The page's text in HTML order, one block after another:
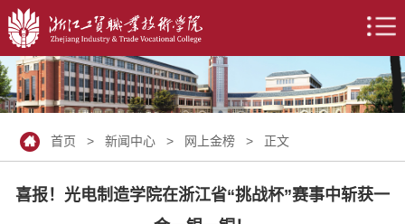
首页 >新闻中心 > 网上金榜 > 正文
喜报！光电制造学院在浙江省“挑战杯”赛事中斩获一